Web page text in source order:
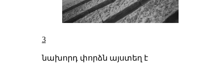
3
նախորդ փորձն այստեղ է